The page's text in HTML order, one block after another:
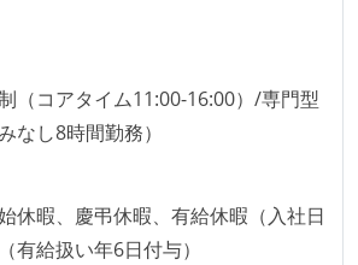
われている技術
c swift
使うことができる
に、実装を担当する開発メンバーが
は、実装を担当するメンバーが中心
ル管理は、途中の成果を随時確認し
は盛り込む機能を柔軟に調整する形
（コアタイム11:00-16:00）/専門型
なし8時間勤務）
休暇、慶弔休暇、有給休暇（入社日
有給扱い年6日付与）